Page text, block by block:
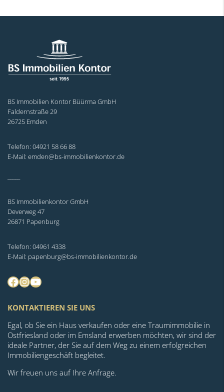
BS Immobilien Kontor Büürma GmbH
Faldernstraße 29
26725 Emden
Telefon: 04921 58 66 88
E-Mail: emden@bs-immobilienkontor.de
BS Immobilienkontor GmbH
Deverweg 47
26871 Papenburg
Telefon: 04961 4338
E-Mail: papenburg@bs-immobilienkontor.de
Facebook
Instagram
YouTube
KONTAKTIEREN SIE UNS
Egal, ob Sie ein Haus verkaufen oder eine Traumimmobilie in
Ostfriesland oder im Emsland erwerben möchten, wir sind der
ideale Partner, der Sie auf dem Weg zu einem erfolgreichen
Immobiliengeschäft begleitet.
Wir freuen uns auf Ihre Anfrage.